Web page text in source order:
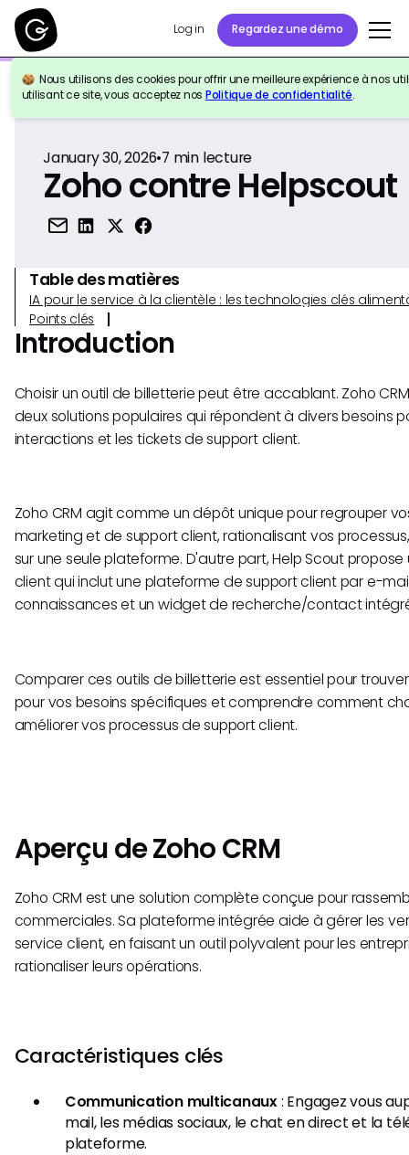
Log in Regardez une démo
Nous utilisons des cookies pour offrir une meilleure expérience à nos
utilisant ce site, vous acceptez nos Politique de confidentialité.
Retour à la référence
January 30, 2026•7 min lecture
Zoho contre Helpscout
Table des matières
IA pour le service à la clientèle : les technologies clés
Points clés
Introduction
Choisir un outil de billetterie peut être accablant. Zoho
deux solutions populaires qui répondent à divers besoins
interactions et les tickets de support client.
Zoho CRM agit comme un dépôt unique pour regrouper
marketing et de support client, rationalisant vos
sur une seule plateforme. D'autre part, Help Scout
client qui inclut une plateforme de support client par e-
connaissances et un widget de recherche/contact
Comparer ces outils de billetterie est essentiel pour
pour vos besoins spécifiques et comprendre comment
améliorer vos processus de support client.
Aperçu de Zoho CRM
Zoho CRM est une solution complète conçue pour
commerciales. Sa plateforme intégrée aide à gérer les
service client, en faisant un outil polyvalent pour les
rationaliser leurs opérations.
Caractéristiques clés
Communication multicanaux: Engagez vous
mail, les médias sociaux, le chat en direct et la
plateforme.